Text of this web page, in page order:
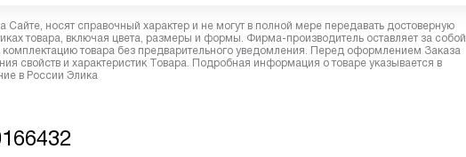
носят справочный характер и не могут в полной мере передавать достоверную
товара, включая цвета, размеры и формы. Фирма-производитель оставляет за собой
товара без предварительного уведомления. Перед оформлением Заказа
свойств и характеристик Товара. Подробная информация о товаре указывается в
в России Элика